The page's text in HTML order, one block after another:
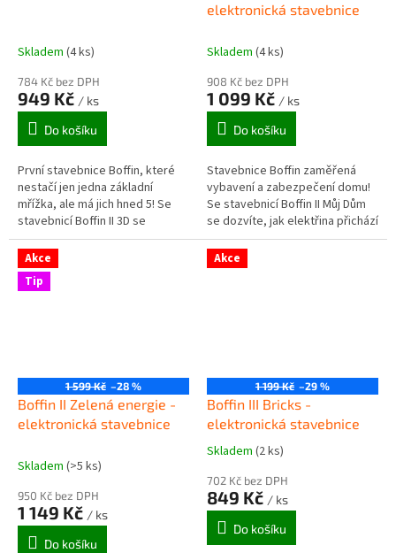
Skladem (4 ks)
784 Kč bez DPH
949 Kč / ks
Do košíku
První stavebnice Boffin, které
nestačí jen jedna základní
mřížka, ale má jich hned 5! Se
stavebnicí Boffin II 3D se
dozvíte, jak se vytváří 3D
efekty, sestavíte si projektor...
elektronická stavebnice
Skladem (4 ks)
908 Kč bez DPH
1 099 Kč / ks
Do košíku
Stavebnice Boffin zaměřená
vybavení a zabezpečení domu!
Se stavebnicí Boffin II Můj Dům
se dozvíte, jak elektřina přichází
do domůy, sestavíte si světelné
čidlo, elektrické...
Akce
Tip
1 599 Kč –28 %
Boffin II Zelená energie -
elektronická stavebnice
Skladem (>5 ks)
950 Kč bez DPH
1 149 Kč / ks
Do košíku
Akce
1 199 Kč –29 %
Boffin III Bricks -
elektronická stavebnice
Průměrné
produktu
je
5,0
Skladem (2 ks)
702 Kč bez DPH
849 Kč / ks
Do košíku